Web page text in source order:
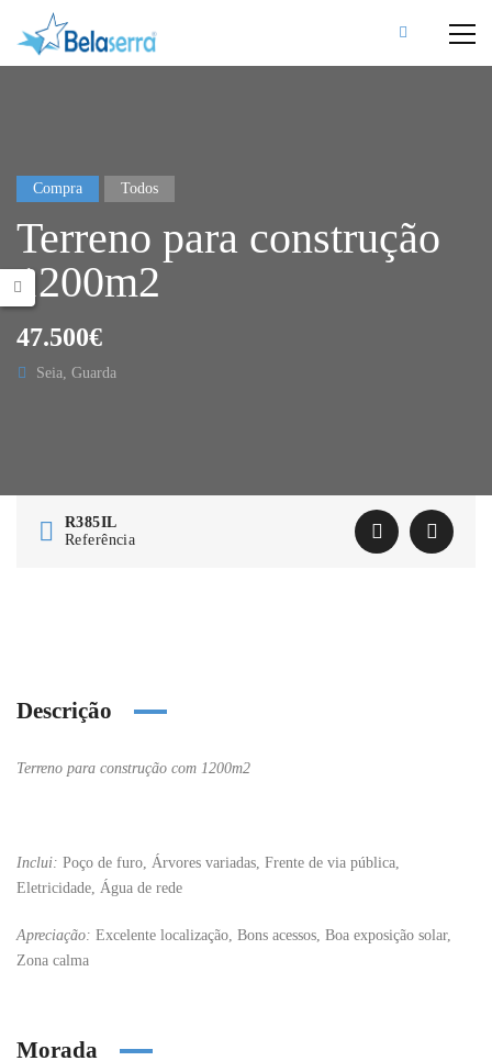
Compra Todos
Terreno para construção
1200m2
47.500€
Seia, Guarda
R385IL
Referência
Descrição
Terreno para construção com 1200m2
Inclui: Poço de furo, Árvores variadas, Frente de via pública,
Eletricidade, Água de rede
Apreciação: Excelente localização, Bons acessos, Boa exposição solar,
Zona calma
Morada